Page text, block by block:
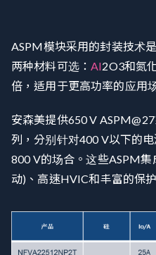
ASPM模块采用的封装技术
两种材料可选：AI2O3和氮
倍，适用于更高功率的应用
安森美提供650 V
列，分别针对400 V以下的
800 V的场合。这些ASPM
动)、高速HVIC和丰富的保